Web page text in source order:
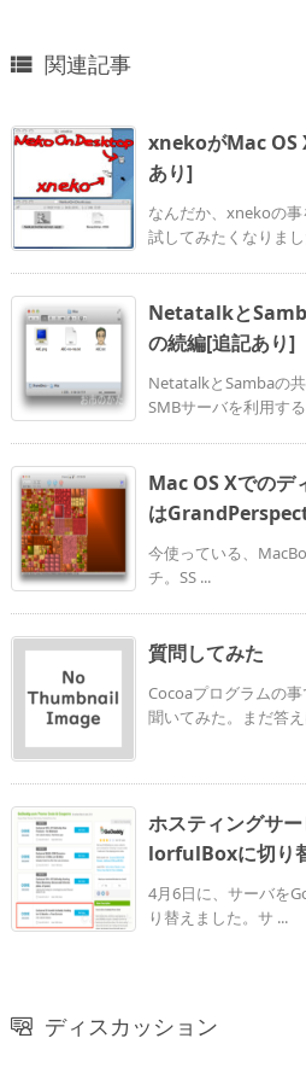
 関連記事
xnekoがMac OS
あり]
なんだか、xnekoの事
試してみたくなりま
Netatalkと
の続編[追記あり]
NetatalkとSambaの
SMBサーバを利用す
Mac OS Xでのデ
は
今使っている、
チ。SS ...
質問してみた
Cocoaプログラムの
聞いてみた。まだ答
ホスティングサ
lorfulBoxに切り
4月6日に、サーバを
り替えました。サ ...
ディスカッション